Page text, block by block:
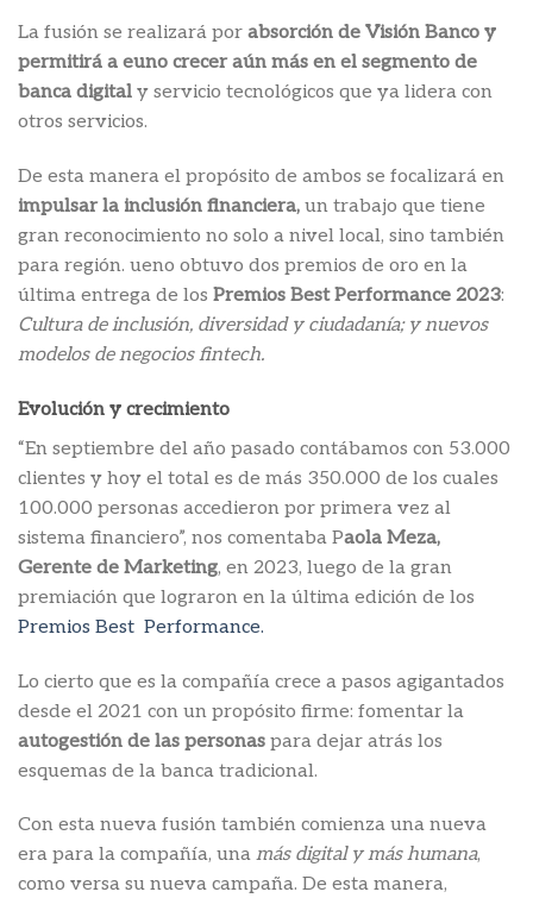
La fusión se realizará por absorción de Visión Banco y
permitirá a euno crecer aún más en el segmento de
banca digital y servicio tecnológicos que ya lidera con
otros servicios.
De esta manera el propósito de ambos se focalizará en
impulsar la inclusión financiera, un trabajo que tiene
gran reconocimiento no solo a nivel local, sino también
para región. ueno obtuvo dos premios de oro en la
última entrega de los Premios Best Performance 2023:
Cultura de inclusión, diversidad y ciudadanía; y nuevos
modelos de negocios fintech.
Evolución y crecimiento
“En septiembre del año pasado contábamos con 53.000
clientes y hoy el total es de más 350.000 de los cuales
100.000 personas accedieron por primera vez al
sistema financiero”, nos comentaba Paola Meza,
Gerente de Marketing, en 2023, luego de la gran
premiación que lograron en la última edición de los
Premios Best Performance.
Lo cierto que es la compañía crece a pasos agigantados
desde el 2021 con un propósito firme: fomentar la
autogestión de las personas para dejar atrás los
esquemas de la banca tradicional.
Con esta nueva fusión también comienza una nueva
era para la compañía, una más digital y más humana,
como versa su nueva campaña. De esta manera,